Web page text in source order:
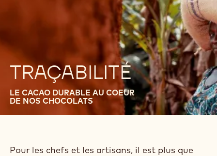
TRAÇABILITÉ
LE CACAO DURABLE AU COEUR
DE NOS CHOCOLATS
Pour les chefs et les artisans, il est plus que